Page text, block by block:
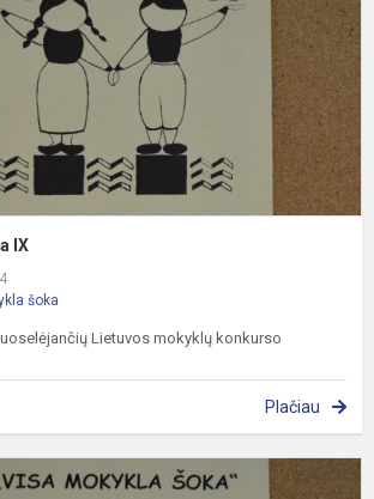
IX
šoka
Lietuvos mokyklų konkurso
Plačiau